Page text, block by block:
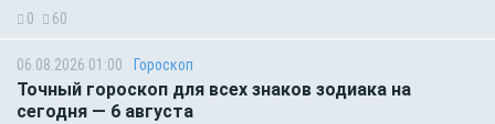
0 60
06.08.2026 01:00 Гороскоп
Точный гороскоп для всех знаков зодиака на
сегодня — 6 августа